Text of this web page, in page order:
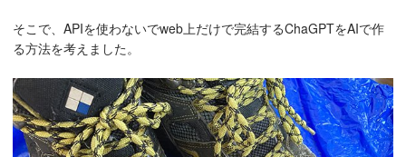
そこで、APIを使わないでweb上だけで完結するChaGPTをAIで作
る方法を考えました。